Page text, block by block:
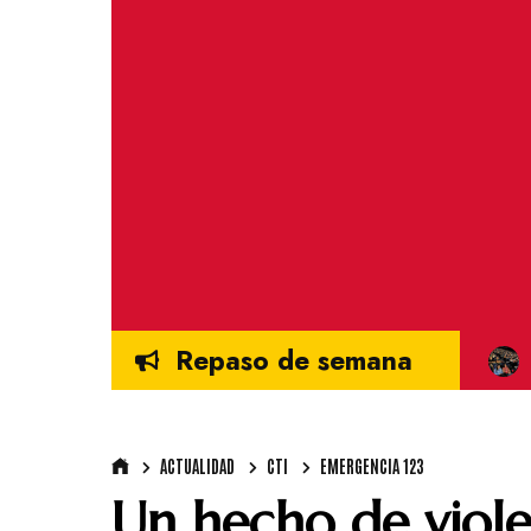
Repaso de semana
ACTUALIDAD CTI EMERGENCIA 123